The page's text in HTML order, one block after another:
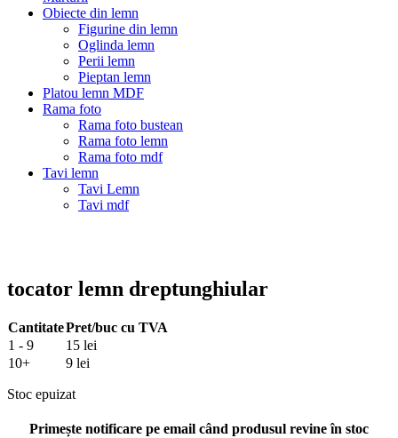
Obiecte din lemn
Figurine din lemn
Oglinda lemn
Perii lemn
Pieptan lemn
Platou lemn MDF
Rama foto
Rama foto bustean
Rama foto lemn
Rama foto mdf
Tavi lemn
Tavi Lemn
Tavi mdf
tocator lemn dreptunghiular
CantitatePret/buc cu TVA
1 - 9
15 lei
10+
9 lei
Stoc epuizat
Primește notificare pe email când produsul revine în stoc